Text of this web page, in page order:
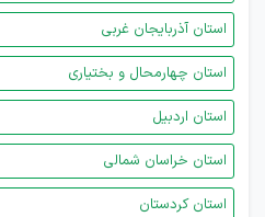
استان آذربایجان غربی
استان چهارمحال و بختیاری
استان اردبیل
استان خراسان شمالی
استان کردستان